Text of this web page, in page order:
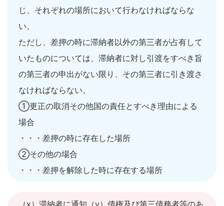
じ、それぞれの場所において行わなければならな
い。
ただし、差押の時に滞納者以外の第三者が占有して
いたものについては、滞納者に対し引渡をすべき旨
の第三者の申出がない限り、その第三者に引き渡さ
なければならない。
①更正の取消その他国の責任とすべき理由による
場合
・・・差押の時に存在した場所
②その他の場合
・・・差押を解除した時に存在する場所